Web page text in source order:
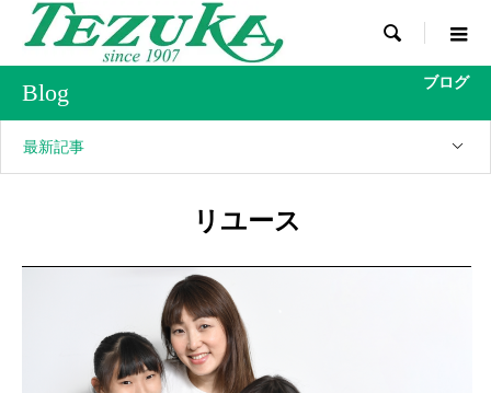

Blog ブログ
最新記事
リユース